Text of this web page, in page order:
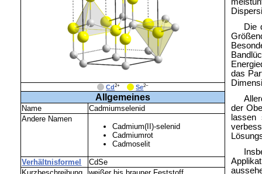
Cd2+ _ Se2−
Allgemeines
Name
Cadmiumselenid
Andere Namen
Cadmium(II)-selenid
Cadmiumrot
Cadmoselit
Verhältnisformel
CdSe
Die
das
der
lassen